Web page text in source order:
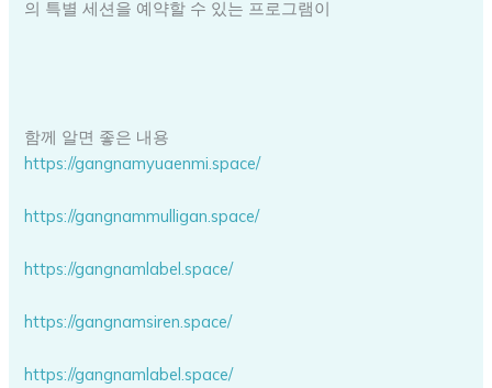
의 특별 세션을 예약할 수 있는 프로그램이
함께 알면 좋은 내용
https://gangnamyuaenmi.space/
https://gangnammulligan.space/
https://gangnamlabel.space/
https://gangnamsiren.space/
https://gangnamlabel.space/